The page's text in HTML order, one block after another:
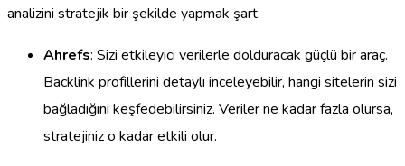
analizini stratejik bir şekilde yapmak şart.
Ahrefs: Sizi etkileyici verilerle dolduracak güçlü bir araç.
Backlink profillerini detaylı inceleyebilir, hangi sitelerin sizi
bağladığını keşfedebilirsiniz. Veriler ne kadar fazla olursa,
stratejiniz o kadar etkili olur.